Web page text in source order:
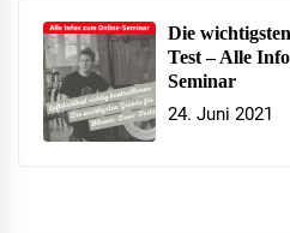
Die
Test – Alle
Seminar
24. Juni 2021